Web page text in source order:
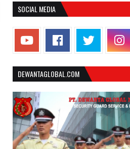
SOCIAL MEDIA
DEWANTAGLOBAL.COM